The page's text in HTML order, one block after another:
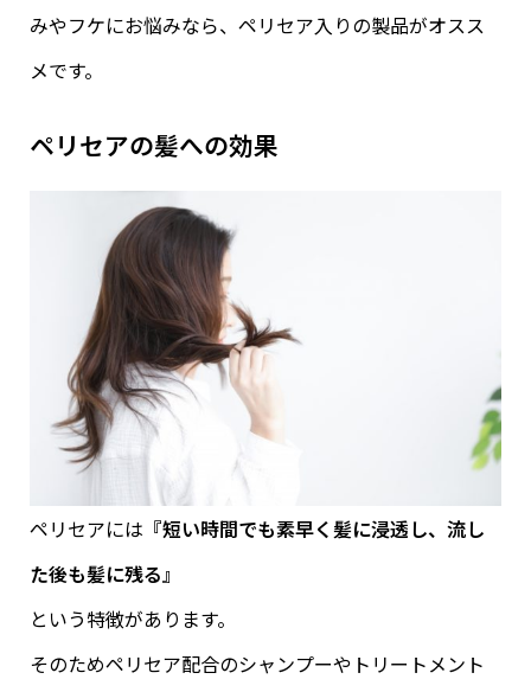
みやフケにお悩みなら、ペリセア入りの製品がオスス
メです。
ペリセアの髪への効果
ペリセアには 『短い時間でも素早く髪に浸透し、流し
た後も髪に残る』
という特徴があります。
そのためペリセア配合のシャンプーやトリートメント